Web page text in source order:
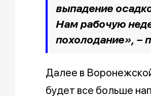
выпадение
Нам рабочую
похолодание», –
Далее в
будет все больше